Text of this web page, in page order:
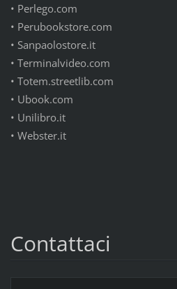
• Perlego.com
• Perubookstore.com
• Sanpaolostore.it
• Terminalvideo.com
• Totem.streetlib.com
• Ubook.com
• Unilibro.it
• Webster.it
Contattaci